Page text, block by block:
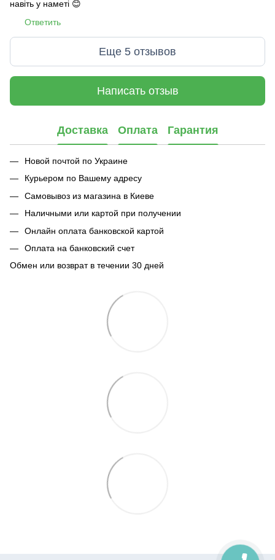
навіть у наметі 😊
Ответить
Еще 5 отзывов
Написать отзыв
Доставка Оплата Гарантия
Новой почтой по Украине
Курьером по Вашему адресу
Самовывоз из магазина в Киеве
Наличными или картой при получении
Онлайн оплата банковской картой
Оплата на банковский счет
Обмен или возврат в течении 30 дней